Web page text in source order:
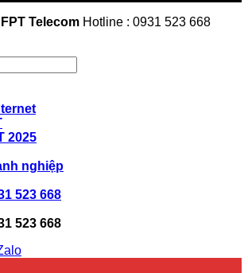
FPT Telecom Hotline : 0931 523 668
2025
nghiệp
523 668
523 668